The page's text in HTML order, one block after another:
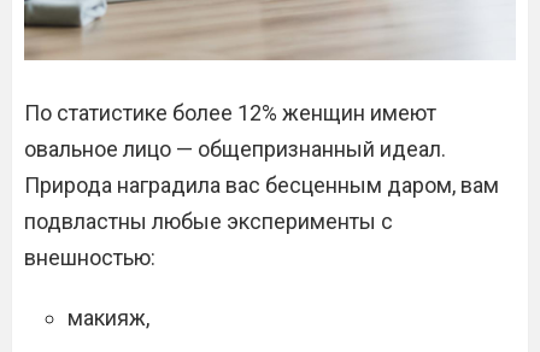
По статистике более 12% женщин имеют
овальное лицо — общепризнанный идеал.
Природа наградила вас бесценным даром, вам
подвластны любые эксперименты с
внешностью:
макияж,